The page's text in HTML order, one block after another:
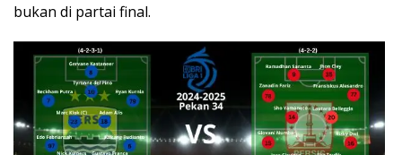
bukan di partai final.